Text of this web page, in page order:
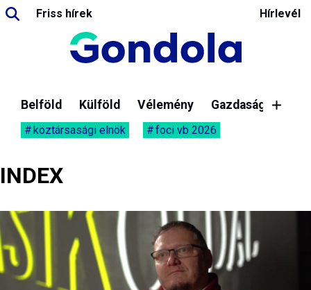
Friss hírek Hírlevél
Belföld Külföld Vélemény Gazdaság
köztársasági elnök foci vb 2026
INDEX